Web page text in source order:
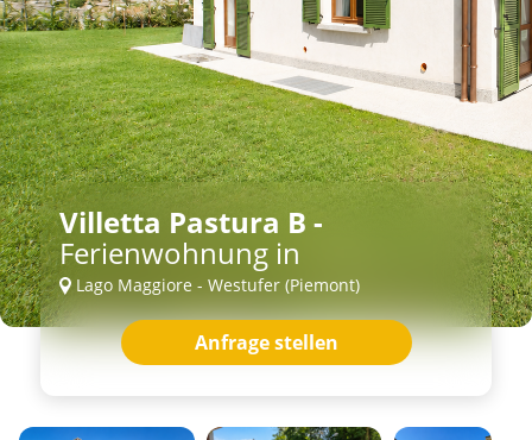
Villetta Pastura B -
Ferienwohnung in
Lago Maggiore - Westufer (Piemont)
Anfrage stellen